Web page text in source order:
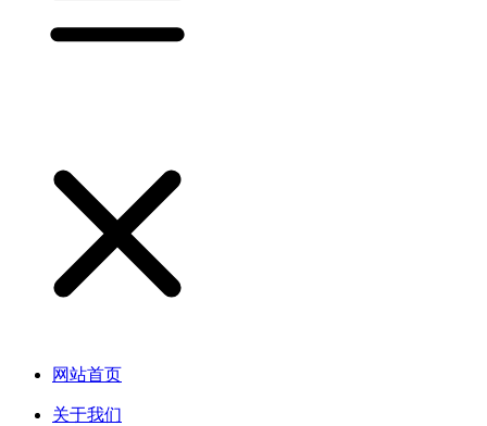
网站首页
关于我们